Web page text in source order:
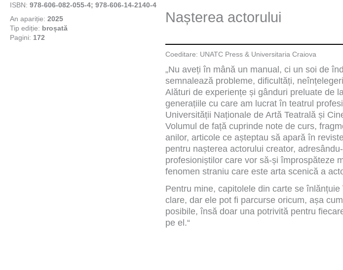
ISBN: 978-606-082-055-4; 978-606-14-2140-4
An apariție: 2025
Tip ediție: broșată
Pagini: 172
Nașterea actorului
Coeditare: UNATC Press & Universitaria Craiova
„Nu aveți în mână un manual, ci un soi de
semnalează probleme, dificultăți,
Alături de experiențe și gânduri preluate de
generațiile cu care am lucrat în teatrul
Universității Naționale de Artă Teatrală și
Volumul de față cuprinde note de curs,
anilor, articole ce așteptau să apară în
pentru nașterea actorului creator,
profesioniștilor care vor să-și împrospăteze
fenomen straniu care este arta scenică a
Pentru mine, capitolele din carte se
clare, dar ele pot fi parcurse oricum, așa
posibile, însă doar una potrivită pentru
pe el.“